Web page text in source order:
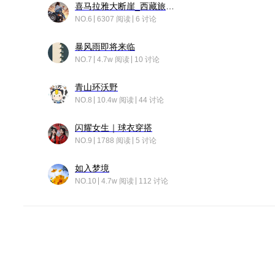
NO.6 6307 阅读 6 讨论
暴风雨即将来临
NO.7 4.7w 阅读 10 讨论
青山环沃野
NO.8 10.4w 阅读 44 讨论
闪耀女生｜球衣穿搭
NO.9 1788 阅读 5 讨论
如入梦境
NO.10 4.7w 阅读 112 讨论